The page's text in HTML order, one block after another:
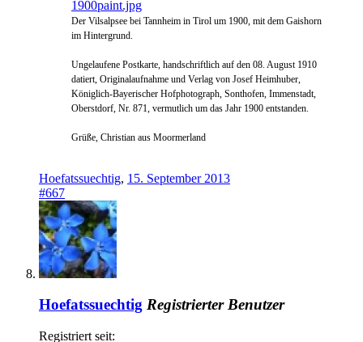
Der Vilsalpsee bei Tannheim in Tirol um 1900, mit dem Gaishorn
im Hintergrund.
Ungelaufene Postkarte, handschriftlich auf den 08. August 1910
datiert, Originalaufnahme und Verlag von Josef Heimhuber,
Königlich-Bayerischer Hofphotograph, Sonthofen, Immenstadt,
Oberstdorf, Nr. 871, vermutlich um das Jahr 1900 entstanden.
Grüße, Christian aus Moormerland
Hoefatssuechtig, 15. September 2013
#667
Hoefatssuechtig Registrierter Benutzer
Registriert seit: